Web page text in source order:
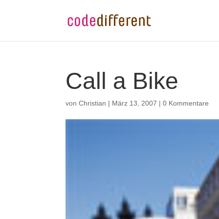
Call a Bike
vonChristian | März 13, 2007 |0 Kommentare